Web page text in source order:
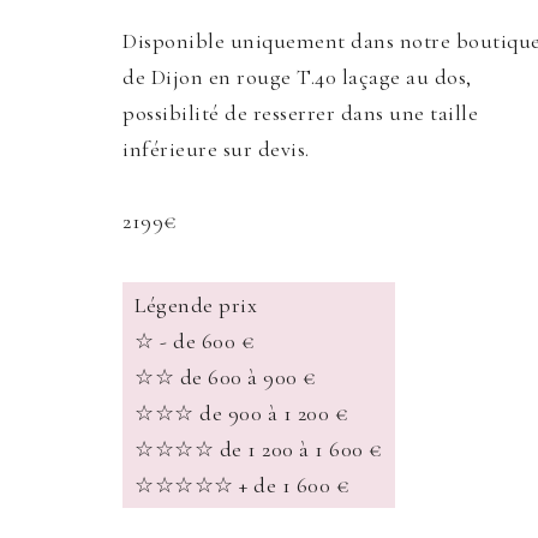
Disponible uniquement dans notre
de Dijon en rouge T.40 laçage au dos,
possibilité de resserrer dans une taille
inférieure sur devis.
2199€
Légende prix
☆ - de 600 €
☆☆ de 600 à 900 €
☆☆☆ de 900 à 1 200 €
☆☆☆☆ de 1 200 à 1 600 €
☆☆☆☆☆ + de 1 600 €